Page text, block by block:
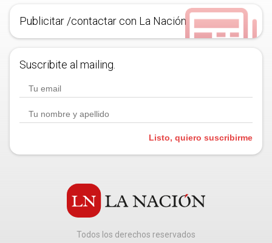
Publicitar /contactar con La Nación
Suscribite al mailing.
Listo, quiero suscribirme
Todos los derechos reservados